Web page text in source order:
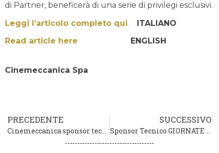
di Partner, beneficerà di una serie di privilegi esclusivi.
Leggi l’articolo completo qui.
ITALIANO
Read article here
ENGLISH
Cinemeccanica Spa
PRECEDENTE
Cinemeccanica sponsor tecnico della 81a Mostra Internazionale d’Arte Cinematografica – La Biennale di Venezia
SUCCESSIVO
Sponsor Tecnico GIORNATE PROFESSIONALI DI CINEMA (Sorrento, 2-5 dicembre 2024)